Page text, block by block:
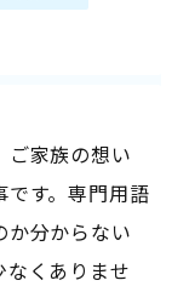
ご家族の想い
す。専門用語
か分からない
なくありませ